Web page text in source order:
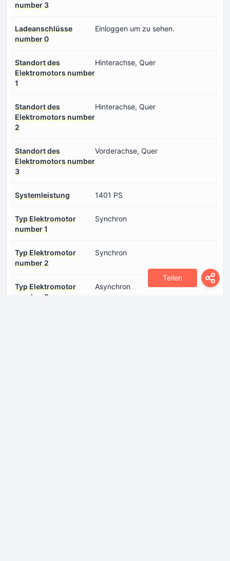
Teilen
number 3
Ladeanschlüsse
number 0
Einloggen um zu sehen.
Standort des
Elektromotors number
1
Hinterachse, Quer
Standort des
Elektromotors number
2
Hinterachse, Quer
Standort des
Elektromotors number
3
Vorderachse, Quer
Systemleistung 1401 PS
Typ Elektromotor
number 1
Synchron
Typ Elektromotor
number 2
Synchron
Typ Elektromotor
number 3
Asynchron